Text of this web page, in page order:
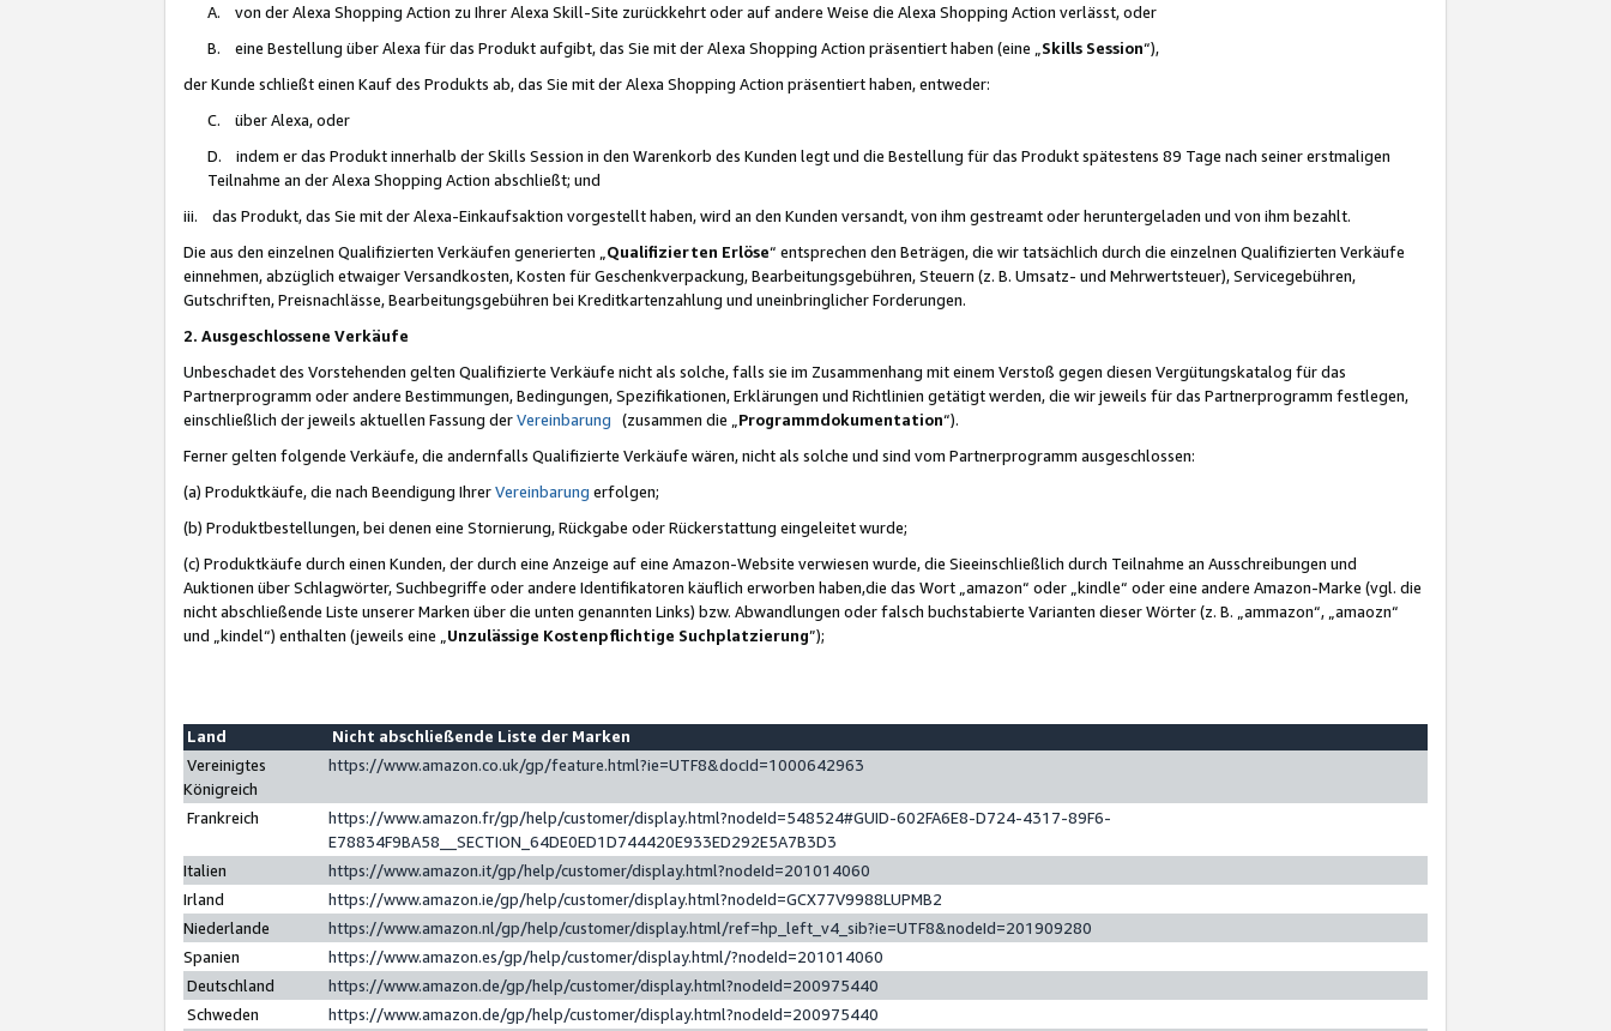
A. von der Alexa Shopping Action zu Ihrer Alexa Skill-Site zurückkehrt oder auf andere Weise die Alexa Shopping Action verlässt, oder
B. eine Bestellung über Alexa für das Produkt aufgibt, das Sie mit der Alexa Shopping Action präsentiert haben (eine „ Skills Session“),
der Kunde schließt einen Kauf des Produkts ab, das Sie mit der Alexa Shopping Action präsentiert haben, entweder:
C. über Alexa, oder
D. indem er das Produkt innerhalb der Skills Session in den Warenkorb des Kunden legt und die Bestellung für das Produkt spätestens 89 Tage nach seiner erstmaligen
Teilnahme an der Alexa Shopping Action abschließt; und
iii. das Produkt, das Sie mit der Alexa-Einkaufsaktion vorgestellt haben, wird an den Kunden versandt, von ihm gestreamt oder heruntergeladen und von ihm bezahlt.
Die aus den einzelnen Qualifizierten Verkäufen generierten „ Qualifizierten Erlöse“ entsprechen den Beträgen, die wir tatsächlich durch die einzelnen Qualifizierten Verkäufe
einnehmen, abzüglich etwaiger Versandkosten, Kosten für Geschenkverpackung, Bearbeitungsgebühren, Steuern (z. B. Umsatz- und Mehrwertsteuer), Servicegebühren,
Gutschriften, Preisnachlässe, Bearbeitungsgebühren bei Kreditkartenzahlung und uneinbringlicher Forderungen.
2. Ausgeschlossene Verkäufe
Unbeschadet des Vorstehenden gelten Qualifizierte Verkäufe nicht als solche, falls sie im Zusammenhang mit einem Verstoß gegen diesen Vergütungskatalog für das
Partnerprogramm oder andere Bestimmungen, Bedingungen, Spezifikationen, Erklärungen und Richtlinien getätigt werden, die wir jeweils für das Partnerprogramm festlegen,
einschließlich der jeweils aktuellen Fassung derVereinbarung (zusammen die „ Programmdokumentation“).
Ferner gelten folgende Verkäufe, die andernfalls Qualifizierte Verkäufe wären, nicht als solche und sind vom Partnerprogramm ausgeschlossen:
(a) Produktkäufe, die nach Beendigung IhrerVereinbarung erfolgen;
(b) Produktbestellungen, bei denen eine Stornierung, Rückgabe oder Rückerstattung eingeleitet wurde;
(c) Produktkäufe durch einen Kunden, der durch eine Anzeige auf eine Amazon-Website verwiesen wurde, die Sieeinschließlich durch Teilnahme an Ausschreibungen und
Auktionen über Schlagwörter, Suchbegriffe oder andere Identifikatoren käuflich erworben haben,die das Wort „amazon“ oder „kindle“ oder eine andere Amazon-Marke (vgl. die
nicht abschließende Liste unserer Marken über die unten genannten Links) bzw. Abwandlungen oder falsch buchstabierte Varianten dieser Wörter (z. B. „ammazon“, „amaozn“
und „kindel“) enthalten (jeweils eine „ Unzulässige Kostenpflichtige Suchplatzierung”);
Land
Nicht abschließende Liste der Marken
Vereinigtes
Königreich
https://www.amazon.co.uk/gp/feature.html?ie=UTF8&docId=1000642963
Frankreich
https://www.amazon.fr/gp/help/customer/display.html?nodeId=548524#GUID-602FA6E8-D724-4317-89F6-
E78834F9BA58__SECTION_64DE0ED1D744420E933ED292E5A7B3D3
Italien
https://www.amazon.it/gp/help/customer/display.html?nodeId=201014060
Irland
https://www.amazon.ie/gp/help/customer/display.html?nodeId=GCX77V9988LUPMB2
Niederlande
https://www.amazon.nl/gp/help/customer/display.html/ref=hp_left_v4_sib?ie=UTF8&nodeId=201909280
Spanien
https://www.amazon.es/gp/help/customer/display.html/?nodeId=201014060
Deutschland
https://www.amazon.de/gp/help/customer/display.html?nodeId=200975440
Schweden
https://www.amazon.de/gp/help/customer/display.html?nodeId=200975440